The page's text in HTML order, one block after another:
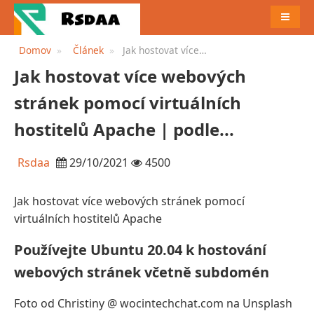
Domov Článek
Jak hostovat více
virtuálních hostitelů Apache |
Jak hostovat více webových
stránek pomocí virtuálních
hostitelů Apache | podle...
Rsdaa 29/10/2021 4500
Jak hostovat více webových stránek pomocí
virtuálních hostitelů Apache
Používejte Ubuntu 20.04 k hostování
webových stránek včetně subdomén
Foto od Christiny @ wocintechchat.com na Unsplash